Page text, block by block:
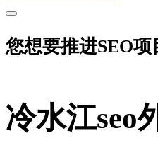
您想要推进SEO
冷水江seo